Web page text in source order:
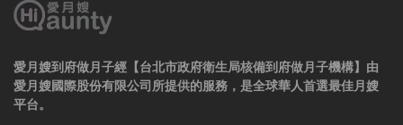
愛月嫂到府做月子經【台北市政府衛生局核備到府做月子機構】由
愛月嫂國際股份有限公司所提供的服務，是全球華人首選最佳月嫂
平台。